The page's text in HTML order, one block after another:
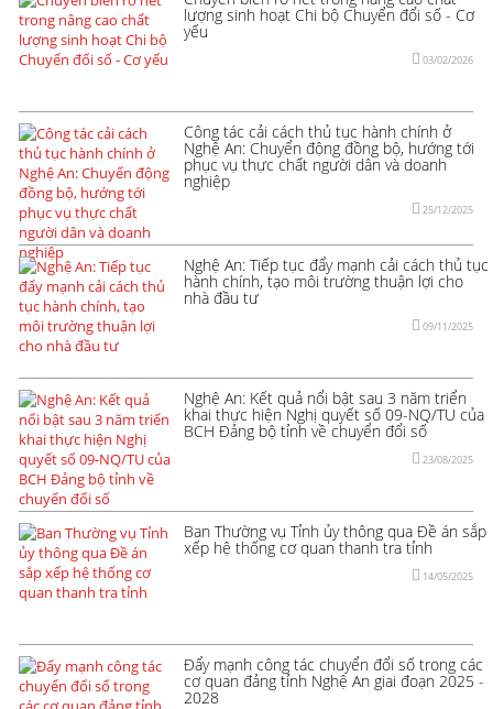
lượng sinh hoạt Chi bộ Chuyển đổi số - Cơ
yếu
03/02/2026
Công tác cải cách thủ tục hành chính ở
Nghệ An: Chuyển động đồng bộ, hướng tới
phục vụ thực chất người dân và doanh
nghiệp
25/12/2025
Nghệ An: Tiếp tục đẩy mạnh cải cách thủ tục
hành chính, tạo môi trường thuận lợi cho
nhà đầu tư
09/11/2025
Nghệ An: Kết quả nổi bật sau 3 năm triển
khai thực hiện Nghị quyết số 09-NQ/TU của
BCH Đảng bộ tỉnh về chuyển đổi số
23/08/2025
Ban Thường vụ Tỉnh ủy thông qua Đề án sắp
xếp hệ thống cơ quan thanh tra tỉnh
14/05/2025
Đẩy mạnh công tác chuyển đổi số trong các
cơ quan đảng tỉnh Nghệ An giai đoạn 2025 -
2028